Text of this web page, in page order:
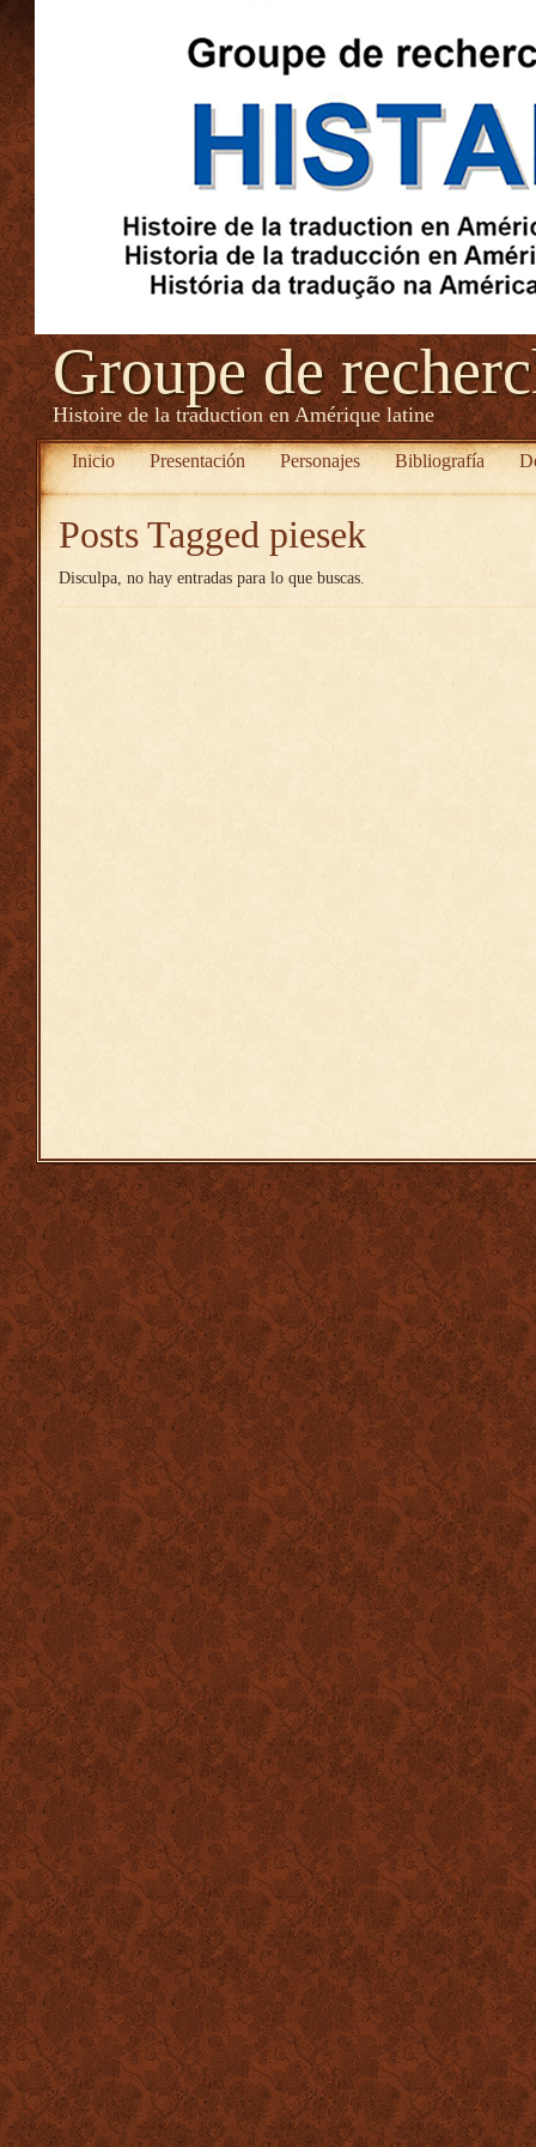
Groupe de
Histoire de la traduction en Amérique latine
Inicio Presentación Personajes Bibliografía
Posts Tagged piesek
Disculpa, no hay entradas para lo que buscas.